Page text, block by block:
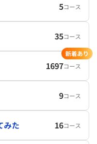
5コース
35コース
1697コース
新着あり
9コース
みた 16コース